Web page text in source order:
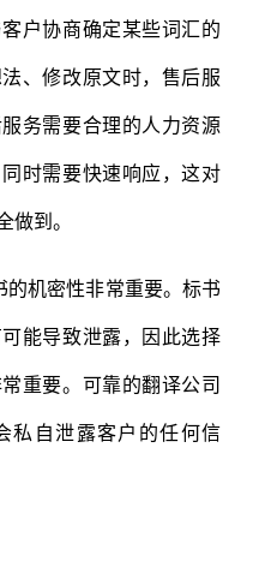
户协商确定某些词汇的
、修改原文时，售后服
务需要合理的人力资源
时需要快速响应，这对
到。
机密性非常重要。标书
能导致泄露，因此选择
重要。可靠的翻译公司
私自泄露客户的任何信